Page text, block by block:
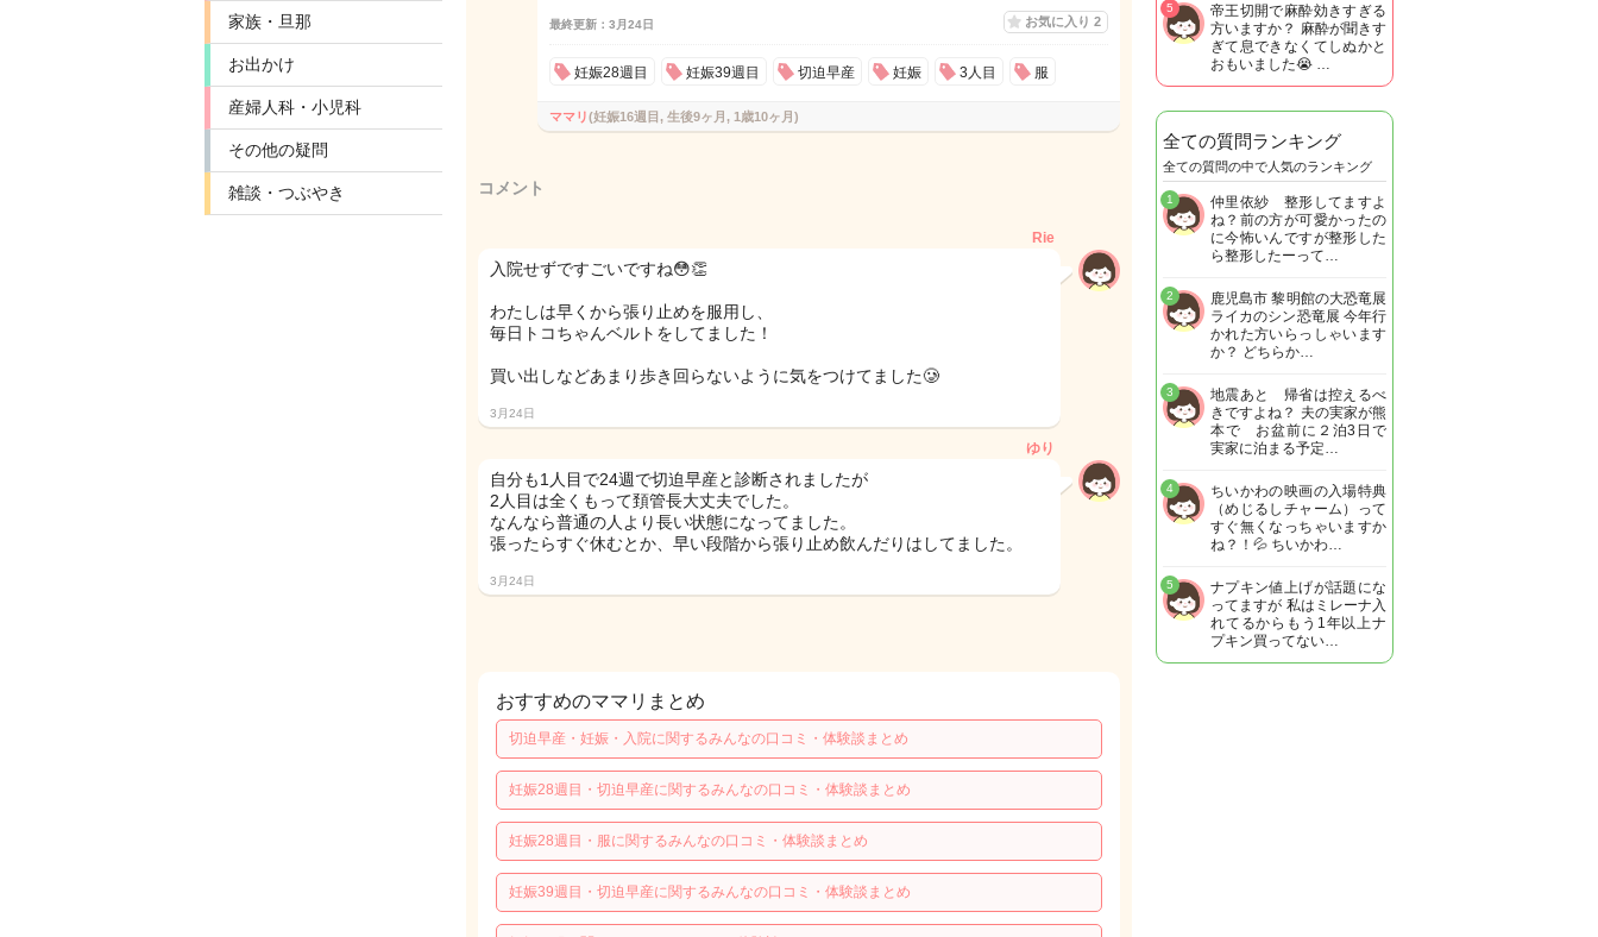
家族・旦那
お出かけ
産婦人科・小児科
その他の疑問
雑談・つぶやき
最終更新：3月24日 お気に入り 2
妊娠28週目 妊娠39週目 切迫早産 妊娠 3人目 服
ママリ(妊娠16週目, 生後9ヶ月, 1歳10ヶ月)
コメント
Rie
入院せずですごいですね😳👏
わたしは早くから張り止めを服用し、
毎日トコちゃんベルトをしてました！
買い出しなどあまり歩き回らないように気をつけてました🥲
3月24日
ゆり
自分も1人目で24週で切迫早産と診断されましたが
2人目は全くもって頚管長大丈夫でした。
なんなら普通の人より長い状態になってました。
張ったらすぐ休むとか、早い段階から張り止め飲んだりはしてました。
3月24日
おすすめのママリまとめ
切迫早産・妊娠・入院に関するみんなの口コミ・体験談まとめ
妊娠28週目・切迫早産に関するみんなの口コミ・体験談まとめ
妊娠28週目・服に関するみんなの口コミ・体験談まとめ
妊娠39週目・切迫早産に関するみんなの口コミ・体験談まとめ
帝王切開で麻酔効きすぎる
方いますか？ 麻酔が聞きす
ぎて息できなくてしぬかと
おもいました😭 …
5
全ての質問ランキング
全ての質問の中で人気のランキング
仲里依紗 整形してますよ
ね？前の方が可愛かったの
に今怖いんですが整形した
ら整形したーって…
1
鹿児島市 黎明館の大恐竜展
ライカのシン恐竜展 今年行
かれた方いらっしゃいます
か？ どちらか…
2
地震あと 帰省は控えるべ
きですよね？ 夫の実家が熊
本で お盆前に２泊3日で
実家に泊まる予定…
3
ちいかわの映画の入場特典
（めじるしチャーム）って
すぐ無くなっちゃいますか
ね？！💦 ちいかわ…
4
ナプキン値上げが話題にな
ってますが 私はミレーナ入
れてるからもう1年以上ナ
プキン買ってない…
5